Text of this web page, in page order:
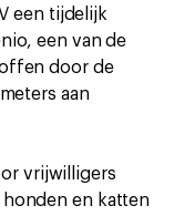
een tijdelijk
een van de
door de
aan
vrijwilligers
en katten